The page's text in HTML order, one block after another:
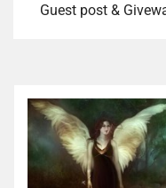
Guest post &